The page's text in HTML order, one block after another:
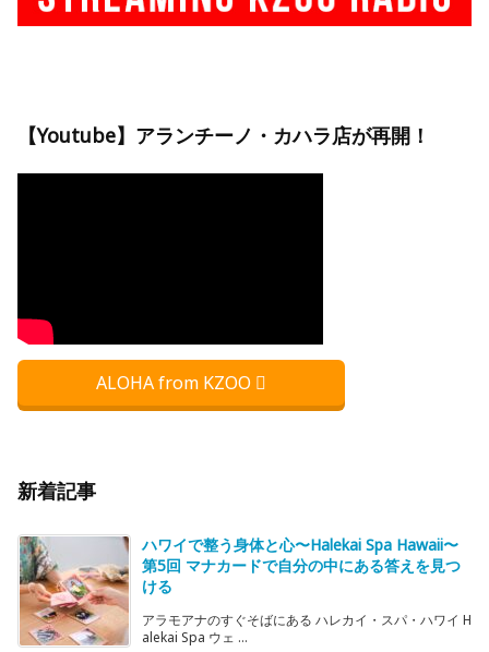
【Youtube】アランチーノ・カハラ店が再開！
ALOHA from KZOO
新着記事
ハワイで整う身体と心〜Halekai Spa Hawaii〜
第5回 マナカードで自分の中にある答えを見つ
ける
アラモアナのすぐそばにある ハレカイ・スパ・ハワイ H
alekai Spa ウェ ...